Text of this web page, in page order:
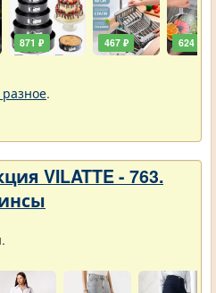
871 ₽ 467 ₽ 624 ₽
.
VILATTE - 763.